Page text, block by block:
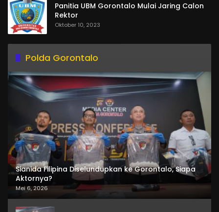
Panitia UBM Gorontalo Mulai Jaring Calon
Rektor
Oktober 10, 2023
Polda Gorontalo
Sianida Filipina Diselundupkan ke Gorontalo, Siapa
Aktornya?
Mei 6, 2026